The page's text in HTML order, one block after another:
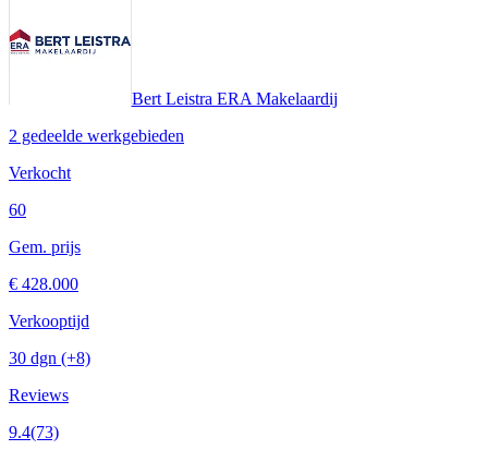
Bert Leistra ERA Makelaardij
2 gedeelde werkgebieden
Verkocht
60
Gem. prijs
€ 428.000
Verkooptijd
30 dgn (+8)
Reviews
9.4(73)